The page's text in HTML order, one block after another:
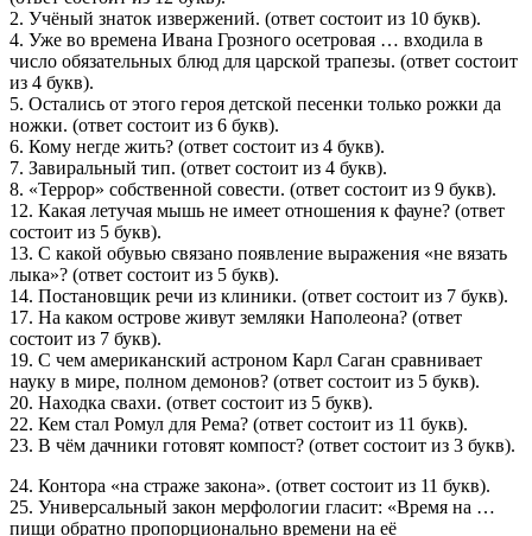
2. Учёный знаток извержений. (ответ состоит из 10 букв).
4. Уже во времена Ивана Грозного осетровая … входила в
число обязательных блюд для царской трапезы. (ответ состоит
из 4 букв).
5. Остались от этого героя детской песенки только рожки да
ножки. (ответ состоит из 6 букв).
6. Кому негде жить? (ответ состоит из 4 букв).
7. Завиральный тип. (ответ состоит из 4 букв).
8. «Террор» собственной совести. (ответ состоит из 9 букв).
12. Какая летучая мышь не имеет отношения к фауне? (ответ
состоит из 5 букв).
13. С какой обувью связано появление выражения «не вязать
лыка»? (ответ состоит из 5 букв).
14. Постановщик речи из клиники. (ответ состоит из 7 букв).
17. На каком острове живут земляки Наполеона? (ответ
состоит из 7 букв).
19. С чем американский астроном Карл Саган сравнивает
науку в мире, полном демонов? (ответ состоит из 5 букв).
20. Находка свахи. (ответ состоит из 5 букв).
22. Кем стал Ромул для Рема? (ответ состоит из 11 букв).
23. В чём дачники готовят компост? (ответ состоит из 3 букв).
24. Контора «на страже закона». (ответ состоит из 11 букв).
25. Универсальный закон мерфологии гласит: «Время на …
пищи обратно пропорционально времени на её